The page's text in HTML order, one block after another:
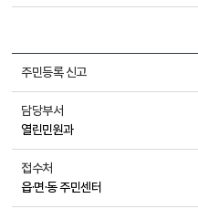
주민등록 신고
담당부서
열린민원과
접수처
읍·면·동 주민센터